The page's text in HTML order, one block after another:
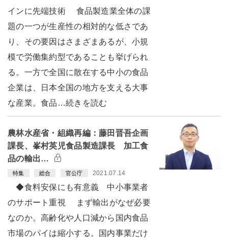
インに先端技術 食品製造業全体の課
題の一つが生産性の相対的な低さであ
り、その要因はさまざまあるが、小規
模で労働集約型であることも挙げられ
る。一方で全国に散在する中小の食品
企業は、日本全国の地方を支える大事
な産業。食品…続きを読む
農林水産省・組織再編：藤田晋吾企画
課長、峯村英児食品製造課長 加工食
品の輸出…
特集 総合 官公庁 2021.07.14
◆食料安保にも有意義 中小事業者
のサポート重視 まず輸出がなぜ必要
なのか。高齢化や人口減から国内食品
市場のパイは縮小する。国内事業だけ